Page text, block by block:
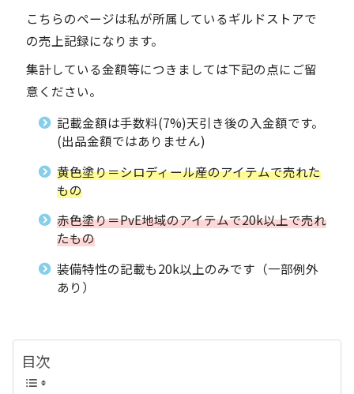
こちらのページは私が所属しているギルドストアで
の売上記録になります。
集計している金額等につきましては下記の点にご留
意ください。
記載金額は手数料(7%)天引き後の入金額です。
(出品金額ではありません)
黄色塗り＝シロディール産のアイテムで売れた
もの
赤色塗り＝PvE地域のアイテムで20k以上で売れ
たもの
装備特性の記載も20k以上のみです（一部例外
あり）
目次